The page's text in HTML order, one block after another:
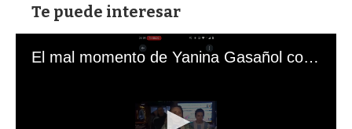
Te puede interesar
El mal momento de Yanina Gasañol con un hincha argentino en "Subrayado"